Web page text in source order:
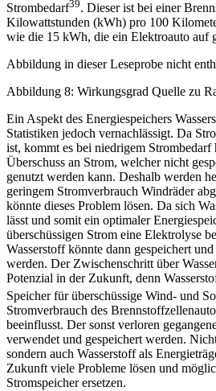
Strombedarf39. Dieser ist bei einer
Kilowattstunden (kWh) pro 100
wie die 15 kWh, die ein Elektroauto auf
Abbildung in dieser Leseprobe nicht
Abbildung 8: Wirkungsgrad Quelle zu
Ein Aspekt des Energiespeichers
Statistiken jedoch vernachlässigt. Da
ist, kommt es bei niedrigem Strombedarf
Überschuss an Strom, welcher nicht
genutzt werden kann. Deshalb werden
geringem Stromverbrauch Windräder
könnte dieses Problem lösen. Da sich
lässt und somit ein optimaler
überschüssigen Strom eine Elektrolyse
Wasserstoff könnte dann gespeichert
werden. Der Zwischenschritt über
Potenzial in der Zukunft, denn
Speicher für überschüssige Wind- und
Stromverbrauch des
beeinflusst. Der sonst verloren
verwendet und gespeichert werden.
sondern auch Wasserstoff als
Zukunft viele Probleme lösen und
Stromspeicher ersetzen.